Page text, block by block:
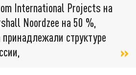
International Projects на
Noordzee на 50 %,
принадлежали структуре